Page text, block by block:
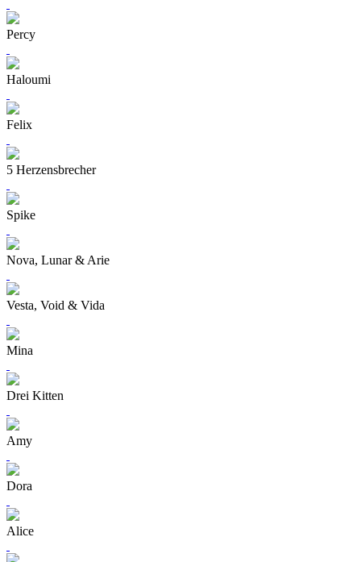
Percy
Haloumi
Felix
5 Herzensbrecher
Spike
Nova, Lunar & Arie
Vesta, Void & Vida
Mina
Drei Kitten
Amy
Dora
Alice